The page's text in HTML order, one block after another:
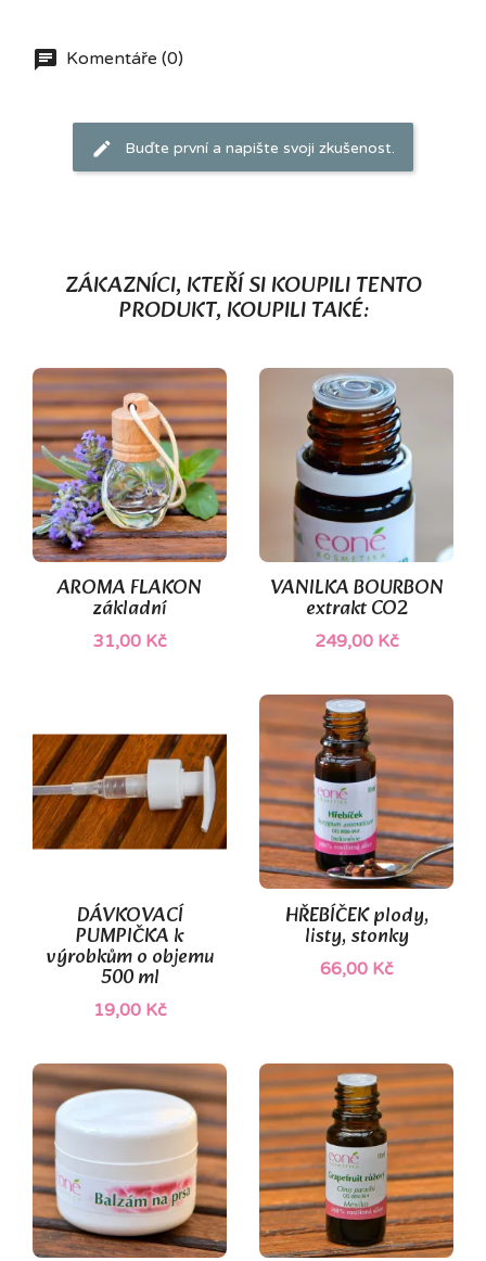
Komentáře (0)
Buďte první a napište svoji zkušenost.
ZÁKAZNÍCI, KTEŘÍ SI KOUPILI TENTO
PRODUKT, KOUPILI TAKÉ:
AROMA FLAKON
základní
31,00 Kč
VANILKA BOURBON
extrakt CO2
249,00 Kč
DÁVKOVACÍ
PUMPIČKA k
výrobkům o objemu
500 ml
19,00 Kč
HŘEBÍČEK plody,
listy, stonky
66,00 Kč